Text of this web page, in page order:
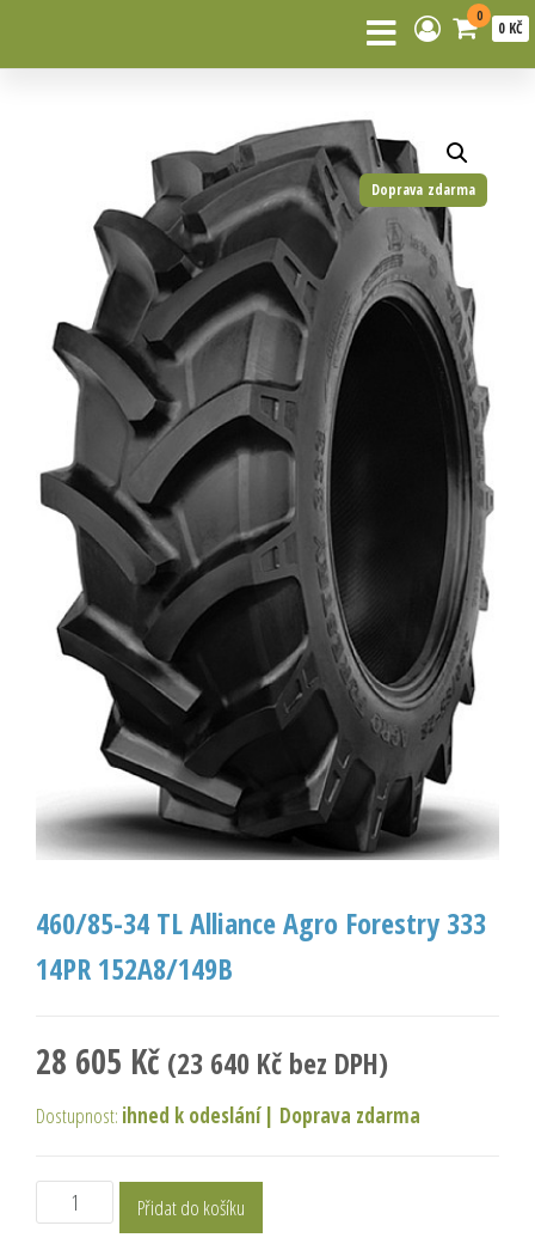
0
0 KČ
Doprava zdarma
460/85-34 TL Alliance Agro Forestry 333
14PR 152A8/149B
28 605 Kč (23 640 Kč bez DPH)
Dostupnost: ihned k odeslání | Doprava zdarma
Přidat do košíku